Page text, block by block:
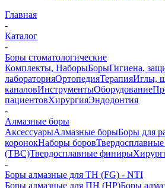
Главная
-
Каталог
-
Боры стоматологические
Комплекты, НаборыБорыГигиена,
лабораторияОртопедияТерапияИглы,
каналовИнструментыОборудование
пациентовХирургияЭндодонтия
-
Алмазные боры
АксессуарыАлмазные борыБоры для
коронокНаборы боров
(ТВС)Твердосплавные финиры
-
Боры алмазные для ТН (FG) - NTI
Боры алмазные для ПН (HP)Боры